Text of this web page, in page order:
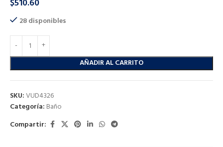
$510.60
28 disponibles
AÑADIR AL CARRITO
SKU:VUD4326
Categoría: Baño
Compartir: